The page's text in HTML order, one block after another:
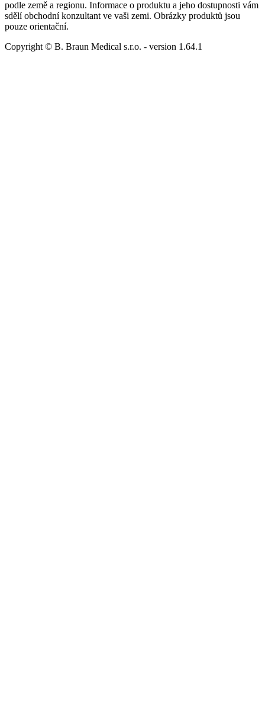
podle země a regionu. Informace o produktu a jeho dostupnosti vám
sdělí obchodní konzultant ve vaši zemi. Obrázky produktů jsou
pouze orientační.
Copyright © B. Braun Medical s.r.o. - version 1.64.1